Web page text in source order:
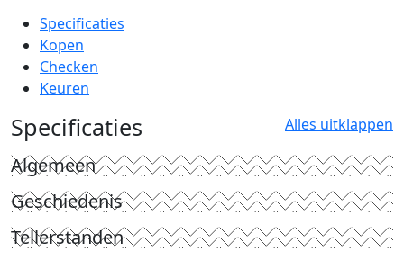
Specificaties
Kopen
Checken
Keuren
Specificaties Alles uitklappen
Algemeen
Geschiedenis
Tellerstanden